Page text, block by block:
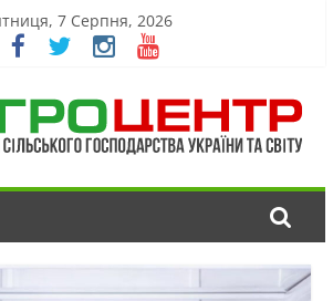
7 Серпня, 2026